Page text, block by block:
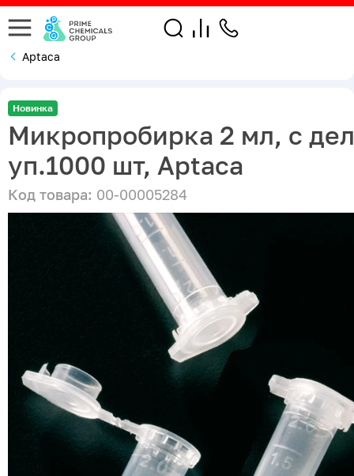
Aptaca
Новинка
Микропробирка 2 мл, с
уп.1000 шт, Aptaca
Код товара: 00-00005284